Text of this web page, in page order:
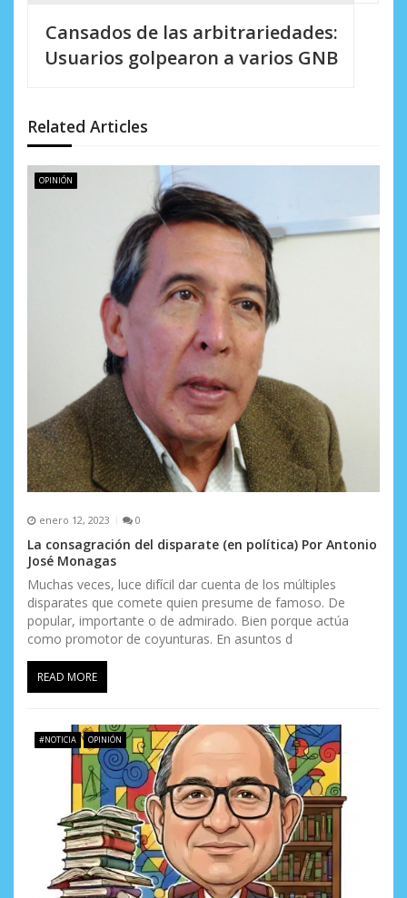
ó
n
d
a
s
Cansados de las arbitrariedades:
Usuarios golpearon a varios GNB
Related Articles
OPINIÓN
enero 12, 2023 0
La consagración del disparate (en política) Por Antonio
José Monagas
Muchas veces, luce difícil dar cuenta de los múltiples
disparates que comete quien presume de famoso. De
popular, importante o de admirado. Bien porque actúa
como promotor de coyunturas. En asuntos d
READ MORE
#NOTICIA OPINIÓN